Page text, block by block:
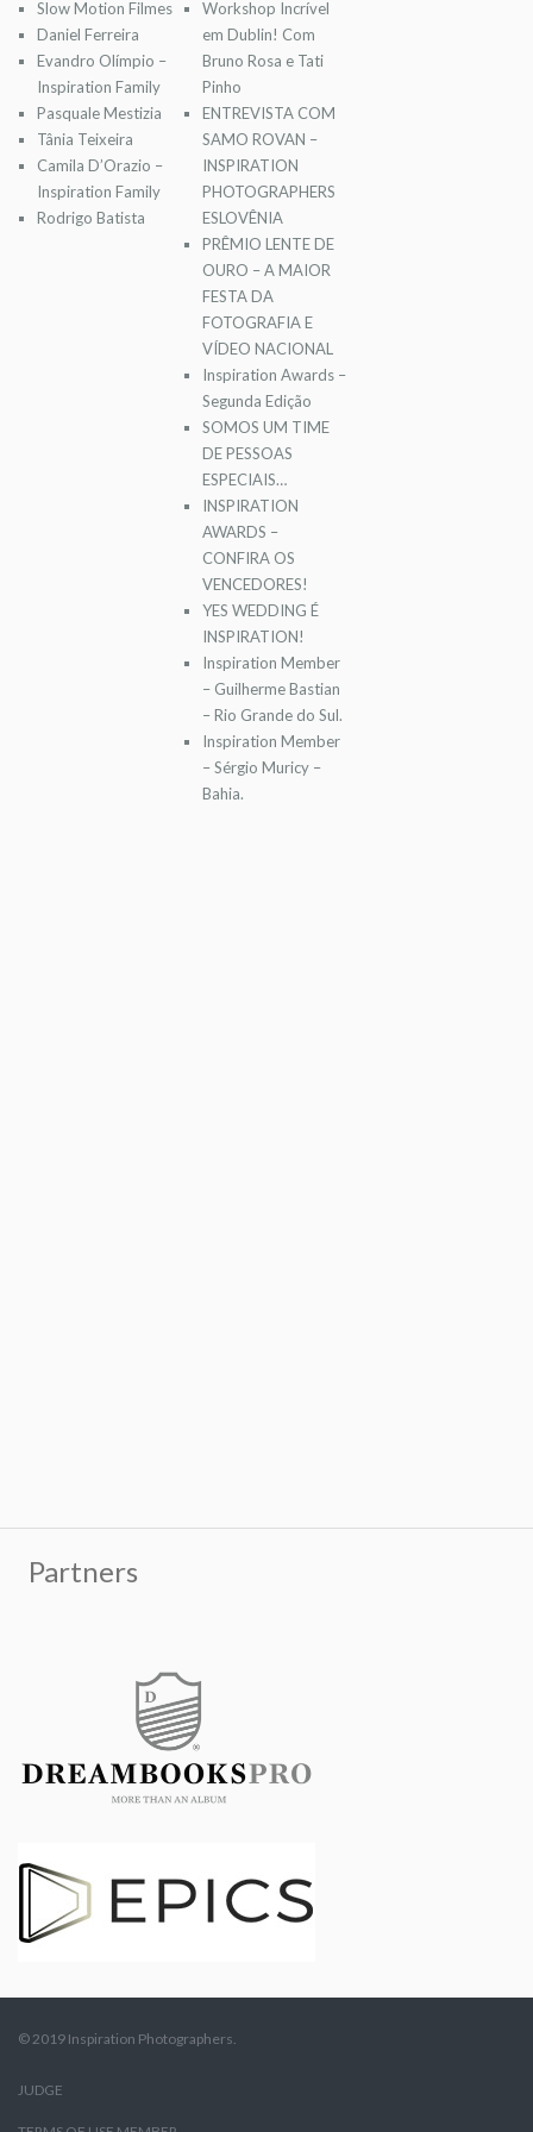
Slow Motion Filmes
Daniel Ferreira
Evandro Olímpio –
Inspiration Family
Pasquale Mestizia
Tânia Teixeira
Camila D’Orazio –
Inspiration Family
Rodrigo Batista
Workshop Incrível
em Dublin! Com
Bruno Rosa e Tati
Pinho
ENTREVISTA COM
SAMO ROVAN –
INSPIRATION
PHOTOGRAPHERS
ESLOVÊNIA
PRÊMIO LENTE DE
OURO – A MAIOR
FESTA DA
FOTOGRAFIA E
VÍDEO NACIONAL
Inspiration Awards –
Segunda Edição
SOMOS UM TIME
DE PESSOAS
ESPECIAIS…
INSPIRATION
AWARDS –
CONFIRA OS
VENCEDORES!
YES WEDDING É
INSPIRATION!
Inspiration Member
– Guilherme Bastian
– Rio Grande do Sul.
Inspiration Member
– Sérgio Muricy –
Bahia.
© 2019 Inspiration Photographers.
JUDGE